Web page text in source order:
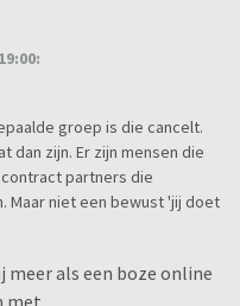
groep is die cancelt.
dan zijn. Er zijn mensen die
partners die
Maar niet een bewust 'jij doet
meer als een boze online